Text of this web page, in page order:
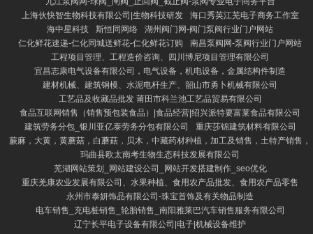
上海伙快智生物科技有限公司|生物科技研发
海口秀英江芜电子商务工作室
海中星科技
斯恒同网络
湖州阀门网-阀门泵阀行业门户网站
仁化鲜花速递-仁化同城送鲜花-仁化鲜花订购
南昌泵阀网-泵阀行业门户网站
工程项目管理、工程造价咨询、四川博尼项目管理有限公司
宜昌志康电气设备有限公司，电气设备，机电设备，金属结构件制造
建材机械、建筑钢模、水泥电杆生产、韶山市勇卜机械有限公司
工艺品及收藏品批发 莆田市科兰池工艺品贸易有限公司
食品互联网销售（销售预包装食品）|食品经营|绍兴派特要富莱食品有限公司
建筑劳务分包_银川亚亿泰劳务分包有限公司
重庆莎锦建筑材料有限公司
蕨麻，大黄，黄蘑菇，白蘑菇，贝木，中藏药材种植，加工及销售，土特产销售，
玛曲县欧太南考生物生态科技发展有限公司
芜湖网站策划_网站建设公司_网站开发搭建制作_seo优化
重庆羌康农业发展有限公司、水果种植、食用农产品批发、食用农产品零售
永州市泰妍饰品有限公司-珠宝首饰及有关物品制造
电车销售_充电桩销售_轮胎销售_南阳雅莱巴汽车销售服务有限公司
辽宁长平电子设备有限公司|电子|机械设备维护